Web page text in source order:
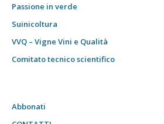
Passione in verde
Suinicoltura
VVQ – Vigne Vini e Qualità
Comitato tecnico scientifico
Abbonati